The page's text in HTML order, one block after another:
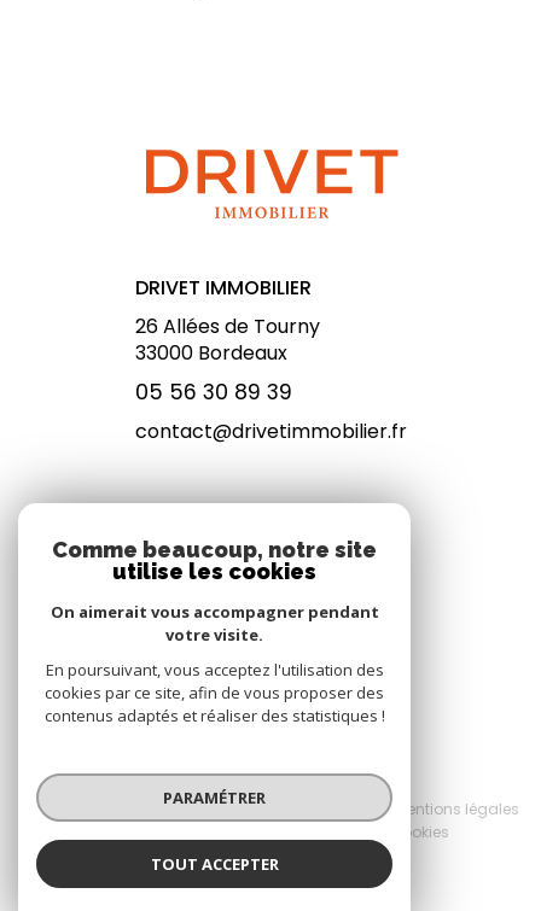
DRIVET IMMOBILIER
26 Allées de Tourny
33000 Bordeaux
05 56 30 89 39
contact@drivetimmobilier.fr
NOUS SUIVRE
© 2026 | Tous droits réservés
Nos honoraires
Nos partenaires
Mentions légales
Cookies
Comme beaucoup, notre site
utilise les cookies
On aimerait vous accompagner pendant
votre visite.
En poursuivant, vous acceptez l'utilisation des
cookies par ce site, afin de vous proposer des
contenus adaptés et réaliser des statistiques !
PARAMÉTRER
TOUT ACCEPTER